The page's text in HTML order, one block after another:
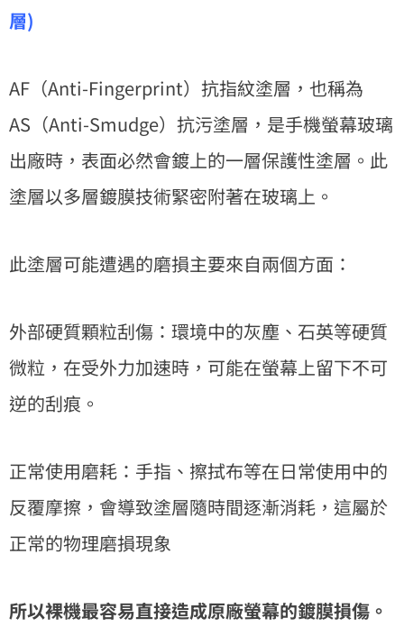
層)
AF（Anti-Fingerprint）抗指紋塗層，也稱為
AS（Anti-Smudge）抗污塗層，是手機螢幕玻璃
出廠時，表面必然會鍍上的一層保護性塗層。此
塗層以多層鍍膜技術緊密附著在玻璃上。
此塗層可能遭遇的磨損主要來自兩個方面：
外部硬質顆粒刮傷：環境中的灰塵、石英等硬質
微粒，在受外力加速時，可能在螢幕上留下不可
逆的刮痕。
正常使用磨耗：手指、擦拭布等在日常使用中的
反覆摩擦，會導致塗層隨時間逐漸消耗，這屬於
正常的物理磨損現象
所以裸機最容易直接造成原廠螢幕的鍍膜損傷。